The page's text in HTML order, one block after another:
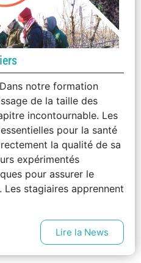
notre formation
de la taille des
incontournable. Les
pour la santé
la qualité de sa
expérimentés
pour assurer le
Les stagiaires apprennent
Lire la News